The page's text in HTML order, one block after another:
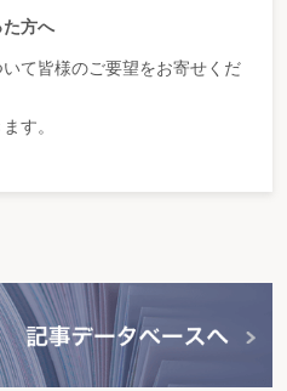
方へ
て皆様のご要望をお寄せくだ
す。